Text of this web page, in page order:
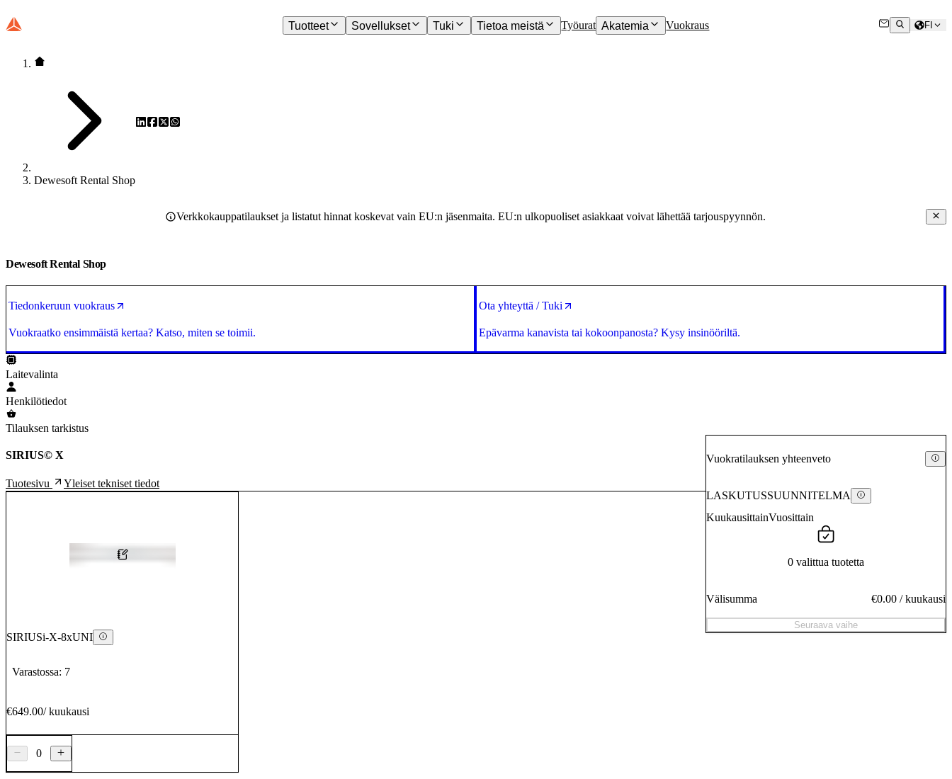
Tuotteet Sovellukset Tuki Tietoa meistä Työurat Akatemia Vuokraus FI
Dewesoft Rental Shop
Verkkokauppatilaukset ja listatut hinnat koskevat vain EU:n jäsenmaita. EU:n ulkopuoliset asiakkaat voivat lähettää tarjouspyynnön.
Dewesoft Rental Shop
Tiedonkeruun vuokraus
Vuokraatko ensimmäistä kertaa? Katso, miten se toimii.
Ota yhteyttä / Tuki
Epävarma kanavista tai kokoonpanosta? Kysy insinööriltä.
Laitevalinta
Henkilötiedot
Tilauksen tarkistus
SIRIUS© X
Tuotesivu Yleiset tekniset tiedot
SIRIUSi-X-8xUNI
Varastossa: 7
€649.00/kuukausi
0
Vuokratilauksen yhteenveto
LASKUTUSSUUNNITELMA
KuukausittainVuosittain
0 valittua tuotetta
Välisumma €0.00 /kuukausi
Seuraava vaihe